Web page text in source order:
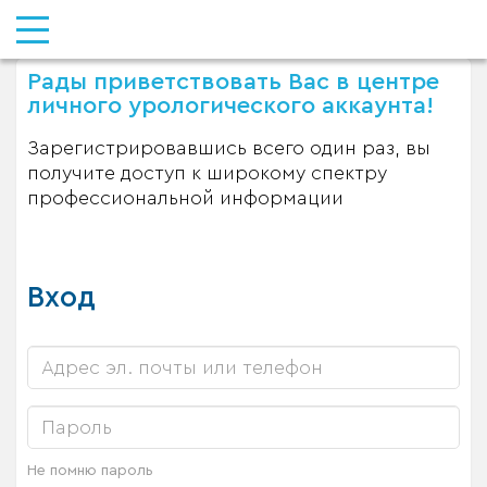
Рады приветствовать Вас в центре
личного урологического аккаунта!
Зарегистрировавшись всего один раз, вы
получите доступ к широкому спектру
профессиональной информации
Вход
Не помню пароль